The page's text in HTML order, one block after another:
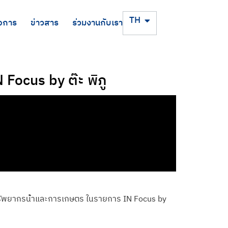
าร ข่าวสาร ร่วมงานกับเรา TH
EN
by ต๊ะ พิภู
กรน้ําและการเกษตร ในรายการ IN Focus by